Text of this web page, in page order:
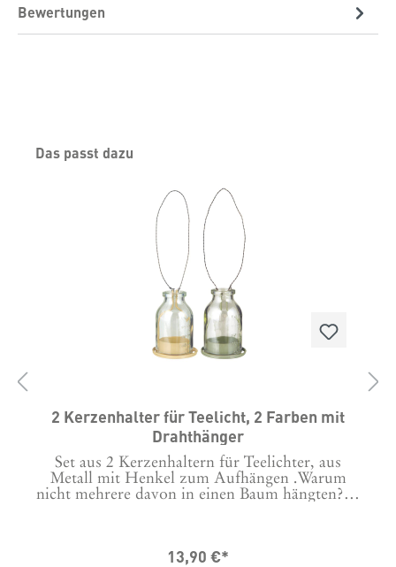
Bewertungen
Produktgalerie überspringen
Das passt dazu
2 Kerzenhalter für Teelicht, 2 Farben mit
Drahthänger
Set aus 2 Kerzenhaltern für Teelichter, aus
Metall mit Henkel zum Aufhängen .Warum
nicht mehrere davon in einen Baum hängten?
13,90 €*